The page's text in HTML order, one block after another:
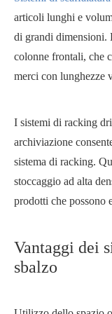
articoli lunghi e
di grandi dimensioni.
colonne frontali, che
merci con lunghezze
I sistemi di racking
archiviazione
sistema di racking.
stoccaggio ad alta
prodotti che possono
Vantaggi dei
sbalzo